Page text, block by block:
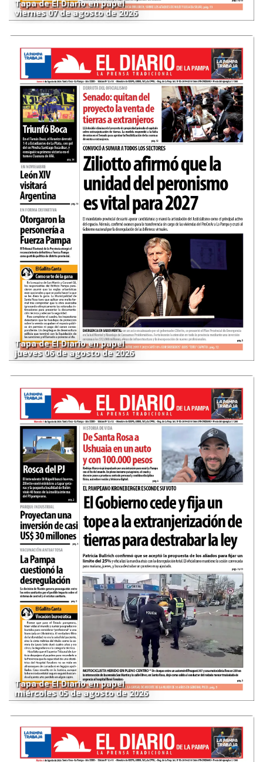
Tapa de El Diario en papel
viernes 07 de agosto de 2026
Tapa de El Diario en papel
jueves 06 de agosto de 2026
Tapa de El Diario en papel
miércoles 05 de agosto de 2026